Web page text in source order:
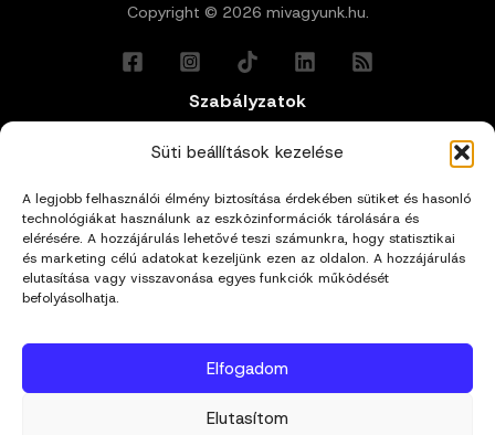
Süti beállítások kezelése
A legjobb felhasználói élmény biztosítása érdekében sütiket és hasonló
technológiákat használunk az eszközinformációk tárolására és
elérésére. A hozzájárulás lehetővé teszi számunkra, hogy statisztikai
és marketing célú adatokat kezeljünk ezen az oldalon. A hozzájárulás
elutasítása vagy visszavonása egyes funkciók működését
befolyásolhatja.
Elfogadom
Elutasítom
Copyright © 2026 mivagyunk.hu.
Szabályzatok
Általános Felhasználási Feltételek
Adatkezelési Tájékoztató
Impresszum
Kapcsolat
hello@mivagyunk.hu